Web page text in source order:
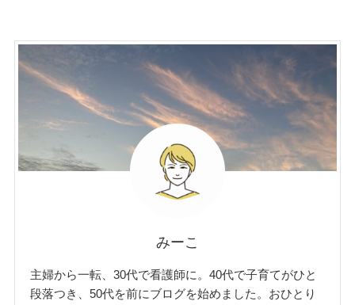
みーこ
主婦から一転、30代で看護師に。40代で子育てがひと
段落つき、50代を前にブログを始めました。おひとり